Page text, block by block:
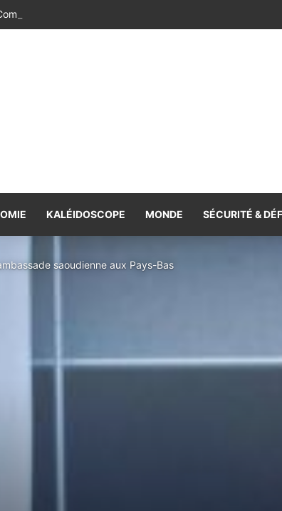
de Formation Professionnelle Mohammed VI [Vidéo]
KALÉIDOSCOPE MONDE SÉCURITÉ &
saoudienne aux Pays-Bas